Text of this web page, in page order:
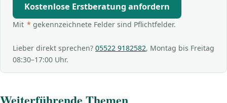
Kostenlose Erstberatung anfordern
Mit * gekennzeichnete Felder sind Pflichtfelder.
Lieber direkt sprechen? 05522 9182582, Montag bis Freitag
08:30–17:00 Uhr.